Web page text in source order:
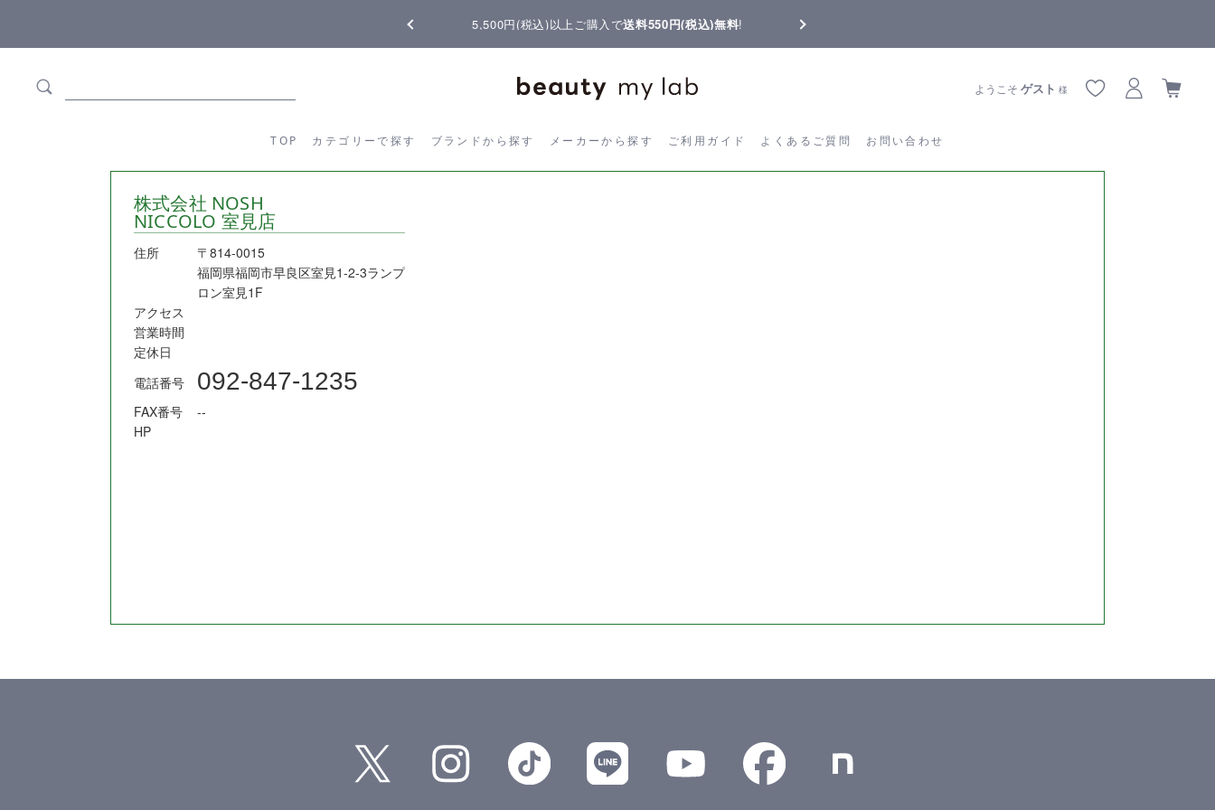
5,500円(税込)以上ご購入で送料550円(税込)無料!
TOP カテゴリーで探す ブランドから探す メーカーから探す ご利用ガイド よくあるご質問 お問い合わせ
ようこそゲスト 様
カテゴリーから探す ブランドから探す メーカーから探す ご利用ガイド よくあるご質問
株式会社 NOSH
NICCOLO 室見店
住所
〒814-0015
福岡県福岡市早良区室見1-2-3ランプ
ロン室見1F
アクセス
営業時間
定休日
電話番号
092-847-1235
FAX番号
--
HP